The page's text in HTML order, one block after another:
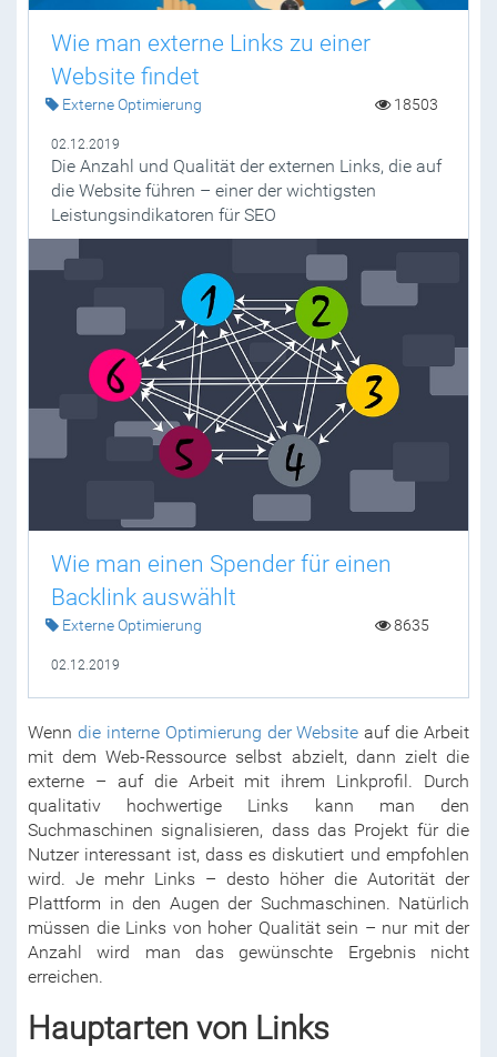
Wie man externe Links zu einer
Website findet
Externe Optimierung 18503
02.12.2019
Die Anzahl und Qualität der externen Links, die auf
die Website führen – einer der wichtigsten
Leistungsindikatoren für SEO
Wie man einen Spender für einen
Backlink auswählt
Externe Optimierung 8635
02.12.2019
Wenn die interne Optimierung der Website auf die Arbeit
mit dem Web-Ressource selbst abzielt, dann zielt die
externe – auf die Arbeit mit ihrem Linkprofil. Durch
qualitativ hochwertige Links kann man den
Suchmaschinen signalisieren, dass das Projekt für die
Nutzer interessant ist, dass es diskutiert und empfohlen
wird. Je mehr Links – desto höher die Autorität der
Plattform in den Augen der Suchmaschinen. Natürlich
müssen die Links von hoher Qualität sein – nur mit der
Anzahl wird man das gewünschte Ergebnis nicht
erreichen.
Hauptarten von Links